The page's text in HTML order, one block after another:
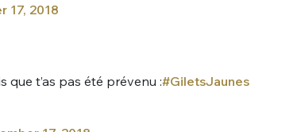
17, 2018
que t’as pas été prévenu :#GiletsJaunes